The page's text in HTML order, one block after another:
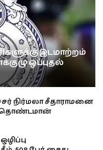
இடமாற்றம்
ஒப்புதல்
நிர்மலா சீதாராமனை
தொண்டமான்